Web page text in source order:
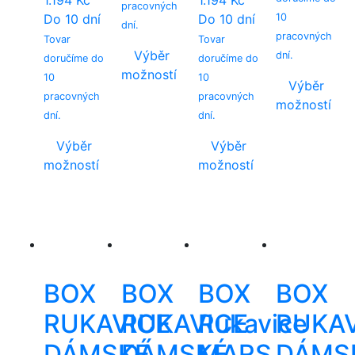
Do 10 dní
Tovar
doručíme do
10
pracovných
dní.
Výběr
možností
options
may
be
pracovných
dní.
Výběr
možností
on
the
product
page
Do 10 dní
Tovar
doručíme do
10
pracovných
dní.
Výběr
možností
options
may
be
10
pracovných
dní.
Výběr
možností
chosen
on
the
product
BOX
RUKAVICE
BOX
RUKAVICE
BOX
Rukavice
BOX